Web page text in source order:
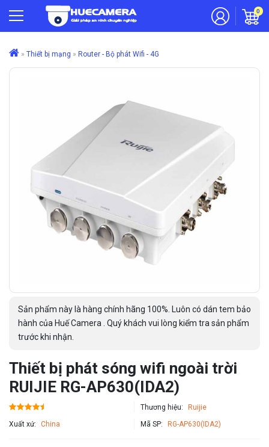
0
» Thiết bị mạng » Router - Bộ phát Wifi - 4G
Sản phẩm này là hàng chính hãng 100%. Luôn có dán tem bảo
hành của Huế Camera . Quý khách vui lòng kiểm tra sản phẩm
trước khi nhận.
Thiết bị phát sóng wifi ngoài trời
RUIJIE RG-AP630(IDA2)
Thương hiệu: Ruijie
Xuất xứ: China Mã SP: RG-AP630(IDA2)